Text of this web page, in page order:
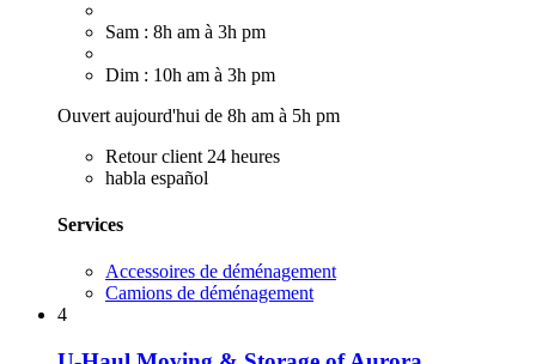
Sam : 8h am à 3h pm
Dim : 10h am à 3h pm
Ouvert aujourd'hui de 8h am à 5h pm
Retour client 24 heures
habla español
Services
Accessoires de déménagement
Camions de déménagement
4